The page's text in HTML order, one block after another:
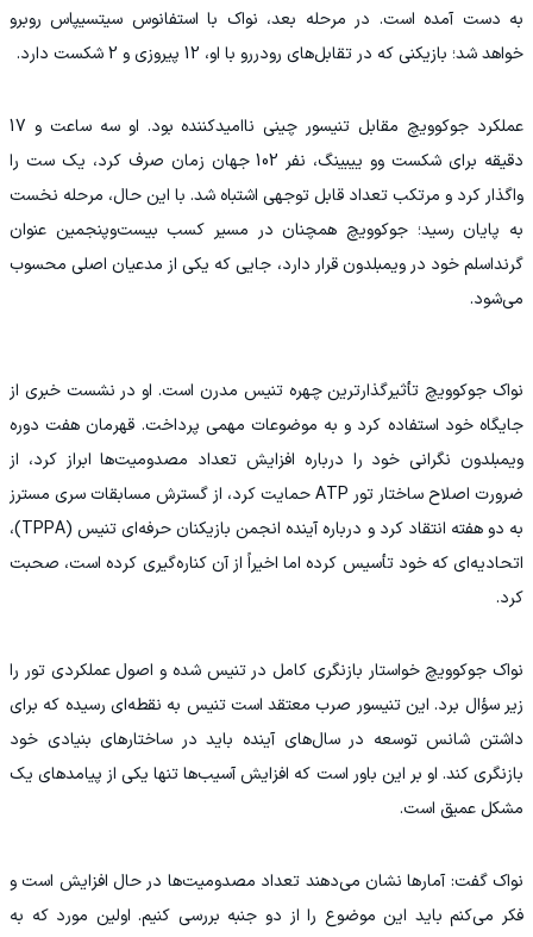
به دست آمده است. در مرحله بعد، نواک با استفانوس سیتسیپاس روبرو
خواهد شد؛ بازیکنی که در تقابل‌های رودررو با او، 12 پیروزی و 2 شکست دارد.
عملکرد جوکوویچ مقابل تنیسور چینی ناامیدکننده بود. او سه ساعت و 17
دقیقه برای شکست وو ییبینگ، نفر 102 جهان زمان صرف کرد، یک ست را
واگذار کرد و مرتکب تعداد قابل توجهی اشتباه شد. با این حال، مرحله نخست
به پایان رسید؛ جوکوویچ همچنان در مسیر کسب بیست‌وپنجمین عنوان
گرنداسلم خود در ویمبلدون قرار دارد، جایی که یکی از مدعیان اصلی محسوب
می‌شود.
نواک جوکوویچ تأثیرگذارترین چهره تنیس مدرن است. او در نشست خبری از
جایگاه خود استفاده کرد و به موضوعات مهمی پرداخت. قهرمان هفت دوره
ویمبلدون نگرانی خود را درباره افزایش تعداد مصدومیت‌ها ابراز کرد، از
ضرورت اصلاح ساختار تور ATP حمایت کرد، از گسترش مسابقات سری مسترز
به دو هفته انتقاد کرد و درباره آینده انجمن بازیکنان حرفه‌ای تنیس (TPPA)،
اتحادیه‌ای که خود تأسیس کرده اما اخیراً از آن کناره‌گیری کرده است، صحبت
کرد.
نواک جوکوویچ خواستار بازنگری کامل در تنیس شده و اصول عملکردی تور را
زیر سؤال برد. این تنیسور صرب معتقد است تنیس به نقطه‌ای رسیده که برای
داشتن شانس توسعه در سال‌های آینده باید در ساختارهای بنیادی خود
بازنگری کند. او بر این باور است که افزایش آسیب‌ها تنها یکی از پیامدهای یک
مشکل عمیق‌ است.
نواک گفت: آمارها نشان می‌دهند تعداد مصدومیت‌ها در حال افزایش است و
فکر می‌کنم باید این موضوع را از دو جنبه بررسی کنیم. اولین مورد که به‌